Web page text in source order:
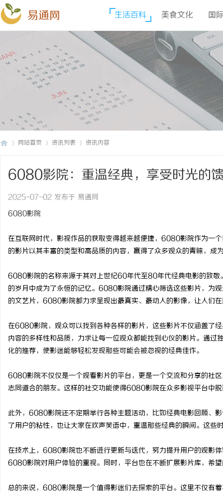
易通网 生活百科 美食文化 国
网站首页 资讯列表 资讯内容
6080影院：重温经典，享受时光的
2025-07-02 发布于 易通网
6080影院
在互联网时代，影视作品的获取变得越来越便捷，6080影院作为一
的影片以其丰富的类型和高品质的内容，赢得了众多观众的青睐，成
6080影院的名称来源于其对上世纪60年代至80年代经典电影的致敬
的岁月中成为了永恒的记忆。6080影院通过精心筛选这些影片，为
的文艺片，6080影院都力求呈现出最真实、最动人的影像，让人们
在6080影院，观众可以找到各种各样的影片，这些影片不仅涵盖了
内容的多样性和品质，力求让每一位观众都能找到心仪的影片。通
化的推荐，使影迷能够轻松发现那些可能会被忽视的经典佳作。
6080影院不仅仅是一个观看影片的平台，更是一个交流和分享的社
志同道合的朋友。这样的社交功能使得6080影院在众多影视平台中
此外，6080影院还不定期举行各种主题活动，比如经典电影回顾、
了用户的粘性，也让大家在欢声笑语中，重温那些经典的瞬间。这
在技术上，6080影院也不断进行更新与迭代，努力提升用户的观影
6080影院对用户体验的重视。同时，平台也在不断扩展影片库，希
总的来说，6080影院是一个值得影迷们去探索的平台。这里不仅有
武汉配眼镜 上海配眼镜